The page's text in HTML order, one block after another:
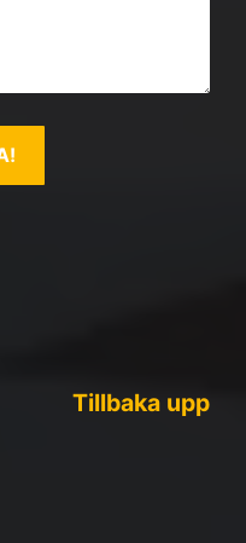
Tillbaka upp